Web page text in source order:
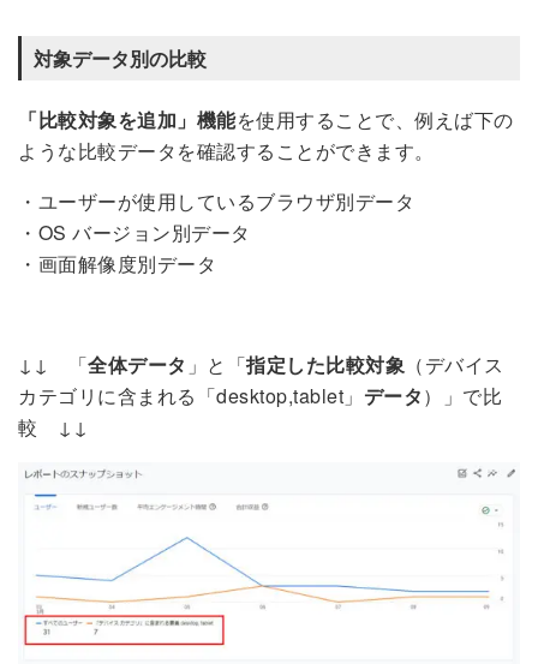
対象データ別の比較
「比較対象を追加」機能を使用することで、例えば下の
ような比較データを確認することができます。
・ユーザーが使用しているブラウザ別データ
・OS バージョン別データ
・画面解像度別データ
↓↓ 「全体データ 」と「指定した比較対象 （デバイス
カテゴリに含まれる「desktop,tablet」 データ）」で比
較 ↓↓